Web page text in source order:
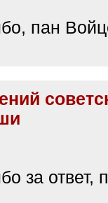
пан
за ответ,